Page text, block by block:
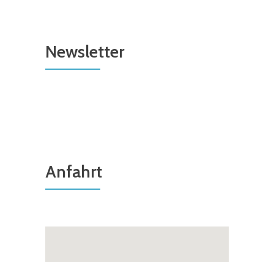
Newsletter
Anfahrt